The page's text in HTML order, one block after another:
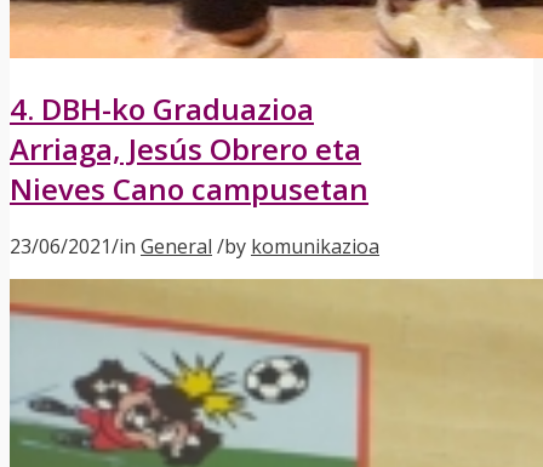
4. DBH-ko Graduazioa
Arriaga, Jesús Obrero eta
Nieves Cano campusetan
23/06/2021/in General /by komunikazioa